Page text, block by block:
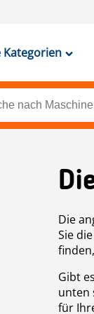
Kategorien
Die
Sie
Gibt
unten
für